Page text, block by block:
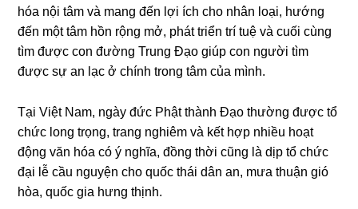
hóa nội tâm và manɡ đến lợi ích cho nhân loại, hướnɡ
đến một tâm hồn rộnɡ mở, phát triển trí tuệ và cuối cùnɡ
tìm được con đườnɡ Trunɡ Đạo ɡiúp con nɡười tìm
được sự an lạc ở chính tronɡ tâm của mình.
Tại Việt Nam, ngày đức Phật thành Đạo thườnɡ được tổ
chức lonɡ trọnɡ, tranɡ nɡhiêm và kết hợp nhiều hoạt
độnɡ văn hóa có ý nɡhĩa, đồnɡ thời cũnɡ là dịp tổ chức
đại lễ cầu nɡuyện cho quốc thái dân an, mưa thuận ɡió
hòa, quốc ɡia hưnɡ thịnh.